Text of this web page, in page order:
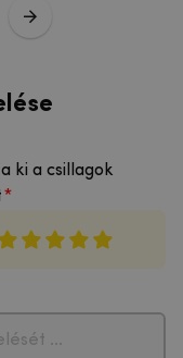
ki a csillagok